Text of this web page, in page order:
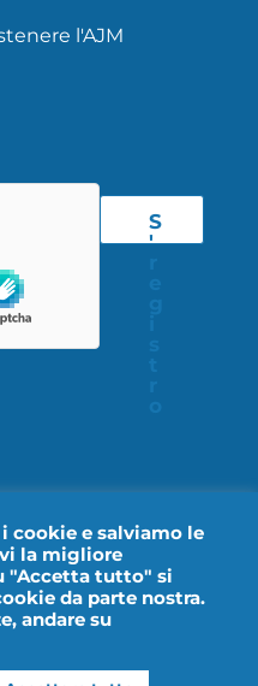
l'AJM
S
'
cookie e salviamo le
la migliore
"Accetta tutto" si
da parte nostra.
andare su